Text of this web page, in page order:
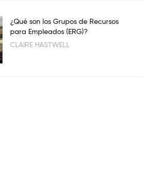
¿Qué son los Grupos de Recursos
para Empleados (ERG)?
CLAIRE HASTWELL